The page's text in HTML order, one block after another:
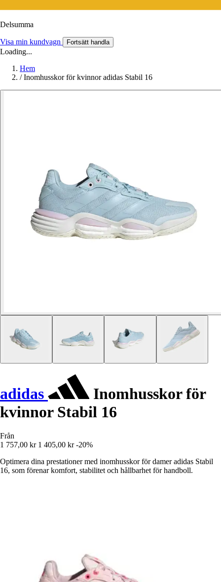
Delsumma
Visa min kundvagn Fortsätt handla
Loading...
Hem
/ Inomhusskor för kvinnor adidas Stabil 16
adidas
Inomhusskor för
kvinnor Stabil 16
Från
1 757,00 kr 1 405,00 kr -20%
Optimera dina prestationer med inomhusskor för damer adidas Stabil
16, som förenar komfort, stabilitet och hållbarhet för handboll.